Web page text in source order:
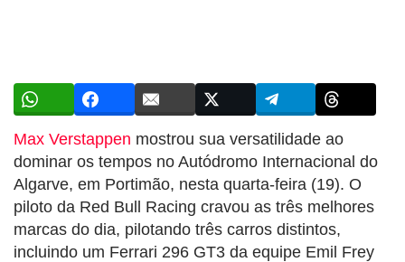
Max Verstappen mostrou sua versatilidade ao
dominar os tempos no Autódromo Internacional do
Algarve, em Portimão, nesta quarta-feira (19). O
piloto da Red Bull Racing cravou as três melhores
marcas do dia, pilotando três carros distintos,
incluindo um Ferrari 296 GT3 da equipe Emil Frey